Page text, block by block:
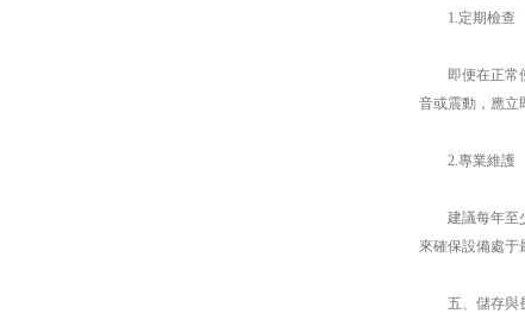
1.定期檢查
即便在正常使
音或震動，應立
2.專業維護
建議每年至少
來確保設備處于
五、儲存與